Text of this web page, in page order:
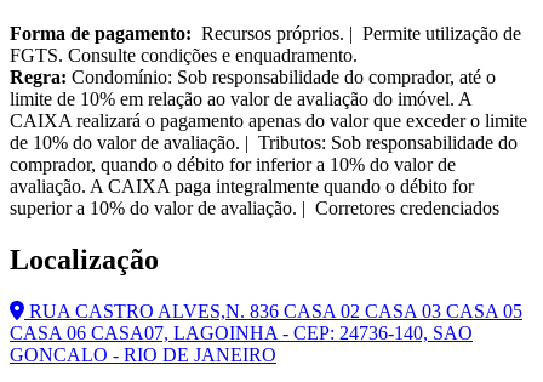
Forma de pagamento: Recursos próprios. | Permite utilização de
FGTS. Consulte condições e enquadramento.
Regra: Condomínio: Sob responsabilidade do comprador, até o
limite de 10% em relação ao valor de avaliação do imóvel. A
CAIXA realizará o pagamento apenas do valor que exceder o limite
de 10% do valor de avaliação. | Tributos: Sob responsabilidade do
comprador, quando o débito for inferior a 10% do valor de
avaliação. A CAIXA paga integralmente quando o débito for
superior a 10% do valor de avaliação. | Corretores credenciados
Localização
RUA CASTRO ALVES,N. 836 CASA 02 CASA 03 CASA 05
CASA 06 CASA07, LAGOINHA - CEP: 24736-140, SAO
GONCALO - RIO DE JANEIRO